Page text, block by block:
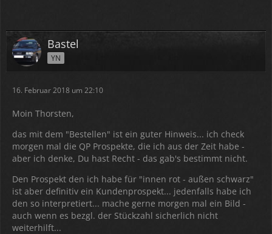
Bastel
YN
16. Februar 2018 um 22:10
Moin Thorsten,
das mit dem "Bestellen" ist ein guter Hinweis... ich check
morgen mal die QP Prospekte, die ich aus der Zeit habe -
aber ich denke, Du hast Recht - das gab's bestimmt nicht.
Den Prospekt den ich habe für "innen rot - außen schwarz"
ist aber definitiv ein Kundenprospekt... jedenfalls habe ich
den so interpretiert... mache gerne morgen mal ein Bild -
auch wenn es bezgl. der Stückzahl sicherlich nicht
weiterhilft...